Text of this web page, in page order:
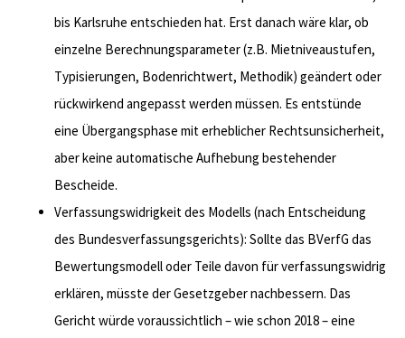
bis Karlsruhe entschieden hat. Erst danach wäre klar, ob
einzelne Berechnungsparameter (z.B. Mietniveaustufen,
Typisierungen, Bodenrichtwert, Methodik) geändert oder
rückwirkend angepasst werden müssen. Es entstünde
eine Übergangsphase mit erheblicher Rechtsunsicherheit,
aber keine automatische Aufhebung bestehender
Bescheide.
Verfassungswidrigkeit des Modells (nach Entscheidung
des Bundesverfassungsgerichts): Sollte das BVerfG das
Bewertungsmodell oder Teile davon für verfassungswidrig
erklären, müsste der Gesetzgeber nachbessern. Das
Gericht würde voraussichtlich – wie schon 2018 – eine